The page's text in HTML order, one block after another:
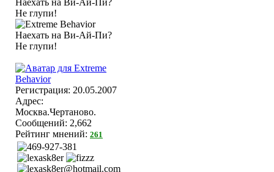
Регистрация: 20.05.2007
Адрес:
Москва.Чертаново.
Сообщений: 2,662
Рейтинг мнений: 261